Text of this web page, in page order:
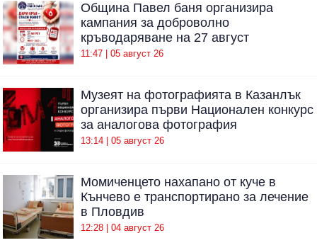
Община Павел баня организира
кампания за доброволно
кръводаряване на 27 август
11:47 | 05 август 26
Музеят на фотографията в Казанлък
организира първи Национален конкурс
за аналогова фотография
13:14 | 05 август 26
Момиченцето нахапано от куче в
Кънчево е транспортирано за лечение
в Пловдив
12:28 | 04 август 26